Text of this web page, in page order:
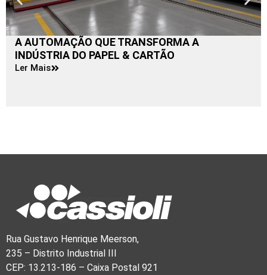
A AUTOMAÇÃO QUE TRANSFORMA A
INDÚSTRIA DO PAPEL & CARTÃO
Ler Mais
Rua Gustavo Henrique Meerson,
235 – Distrito Industrial III
CEP: 13.213-186 – Caixa Postal 921